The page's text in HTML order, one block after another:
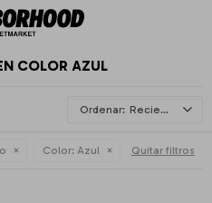
COLOR AZUL
Recientes
Color: Azul Quitar filtros